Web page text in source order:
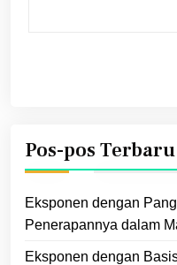
Pos-pos Terbaru
Eksponen dengan
Penerapannya dalam
Eksponen dengan